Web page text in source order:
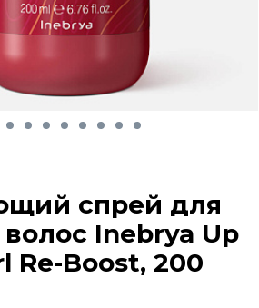
спрей для
Inebrya Up
Re-Boost, 200